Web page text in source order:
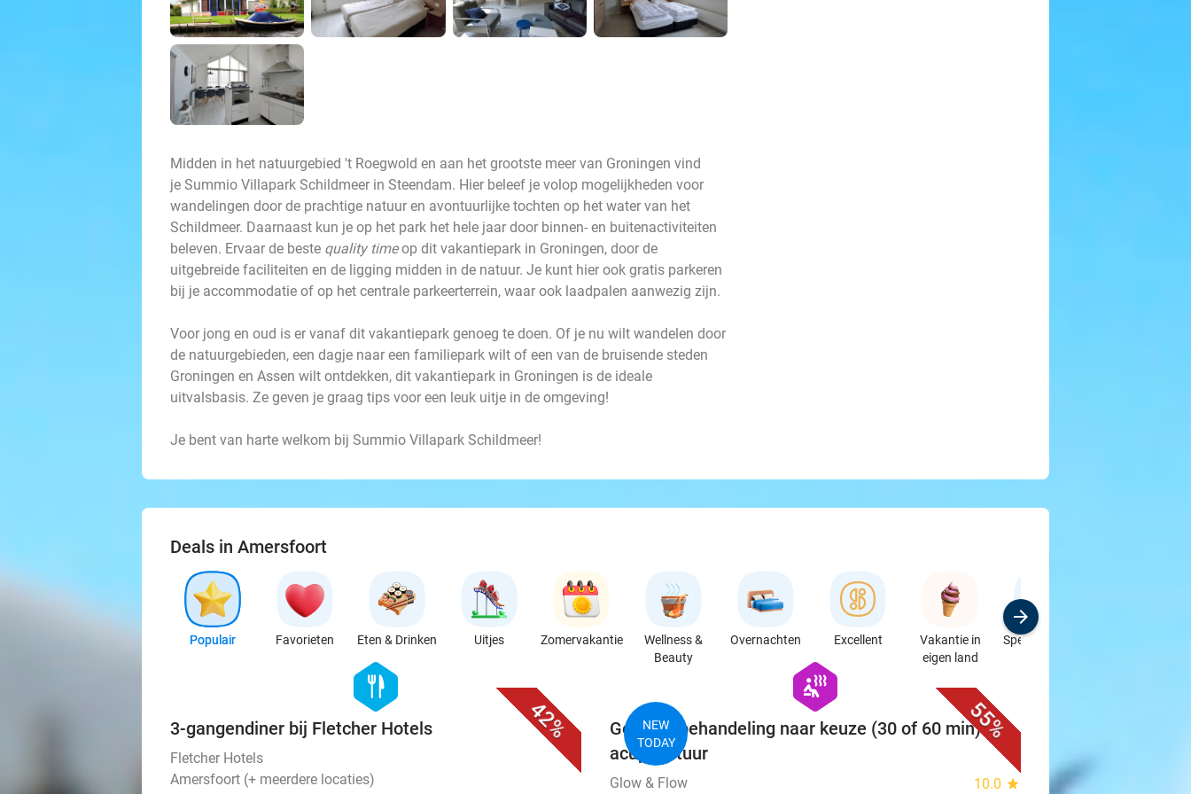
Midden in het natuurgebied 't Roegwold en aan het grootste meer van Groningen vind
je Summio Villapark Schildmeer in Steendam. Hier beleef je volop mogelijkheden voor
wandelingen door de prachtige natuur en avontuurlijke tochten op het water van het
Schildmeer. Daarnaast kun je op het park het hele jaar door binnen- en buitenactiviteiten
beleven. Ervaar de beste quality timeop dit vakantiepark in Groningen, door de
uitgebreide faciliteiten en de ligging midden in de natuur. Je kunt hier ook gratis parkeren
bij je accommodatie of op het centrale parkeerterrein, waar ook laadpalen aanwezig zijn.
Voor jong en oud is er vanaf dit vakantiepark genoeg te doen. Of je nu wilt wandelen door
de natuurgebieden, een dagje naar een familiepark wilt of een van de bruisende steden
Groningen en Assen wilt ontdekken, dit vakantiepark in Groningen is de ideale
uitvalsbasis. Ze geven je graag tips voor een leuk uitje in de omgeving!
Je bent van harte welkom bij Summio Villapark Schildmeer!
Deals in Amersfoort
Populair Favorieten Eten & Drinken Uitjes Zomervakantie
Wellness &
Beauty
Overnachten Excellent
Vakantie in
eigen land
Speciaalzaken
42%
hexagon
food
3-gangendiner bij Fletcher Hotels
Fletcher Hotels
Amersfoort (+ meerdere locaties)
55%
NEW
TODAY
hexagon
wellness
Gezichtsbehandeling naar keuze (30 of 60 min) of
acupunctuur
Glow & Flow 10.0 star